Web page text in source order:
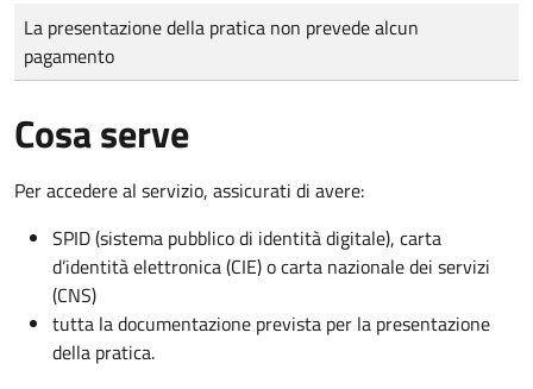
Tipo di pagamento
Importo
La presentazione della pratica non prevede alcun
pagamento
Cosa serve
Per accedere al servizio, assicurati di avere:
SPID (sistema pubblico di identità digitale), carta
d’identità elettronica (CIE) o carta nazionale dei servizi
(CNS)
tutta la documentazione prevista per la presentazione
della pratica.